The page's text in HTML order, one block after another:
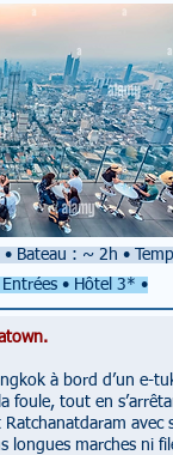
• Bateau : ~ 2h •
• Hôtel 3* •
à bord d’un e-
foule, tout en
avec
longues marches ni